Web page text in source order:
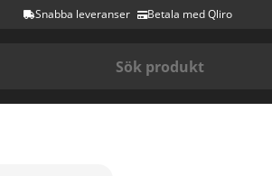
Snabba leveranser Betala med Qliro